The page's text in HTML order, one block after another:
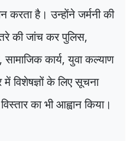
करता है। उन्होंने जर्मनी की
की जांच कर पुलिस,
,सामाजिक कार्य,युवा कल्याण
विशेषज्ञों के लिए सूचना
का भी आह्वान किया।